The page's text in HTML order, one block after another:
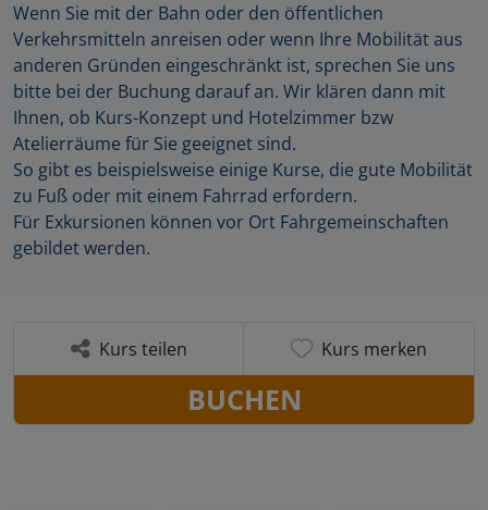
Wenn Sie mit der Bahn oder den öffentlichen
Verkehrsmitteln anreisen oder wenn Ihre Mobilität aus
anderen Gründen eingeschränkt ist, sprechen Sie uns
bitte bei der Buchung darauf an. Wir klären dann mit
Ihnen, ob Kurs-Konzept und Hotelzimmer bzw
Atelierräume für Sie geeignet sind.
So gibt es beispielsweise einige Kurse, die gute Mobilität
zu Fuß oder mit einem Fahrrad erfordern.
Für Exkursionen können vor Ort Fahrgemeinschaften
gebildet werden.
Kurs teilen Kurs merken
BUCHEN